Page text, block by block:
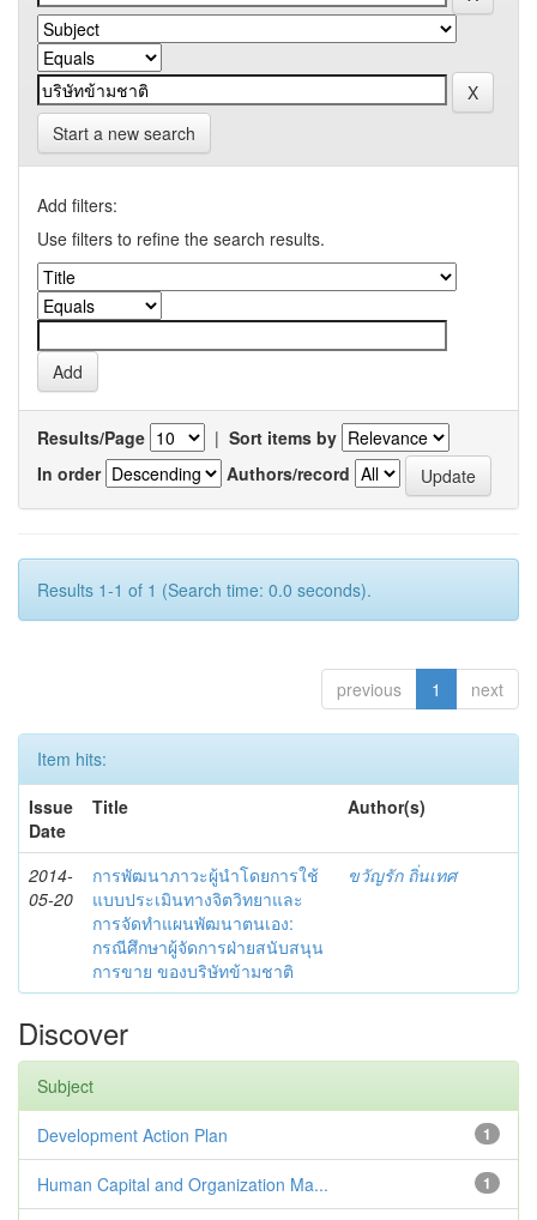
Start a new search
Add filters:
Use filters to refine the search results.
Results/Page | Sort items by
In order
Authors/record
Results 1-1 of 1 (Search time: 0.0 seconds).
previous 1 next
Item hits:
Issue
Date
Title Author(s)
2014-
05-20
การพัฒนาภาวะผู้นำโดยการใช้
แบบประเมินทางจิตวิทยาและ
การจัดทำแผนพัฒนาตนเอง:
กรณีศึกษาผู้จัดการฝ่ายสนับสนุน
การขาย ของบริษัทข้ามชาติ
ขวัญรัก ถิ่นเทศ
Discover
Subject
1
Development Action Plan
1
Human Capital and Organization Ma...